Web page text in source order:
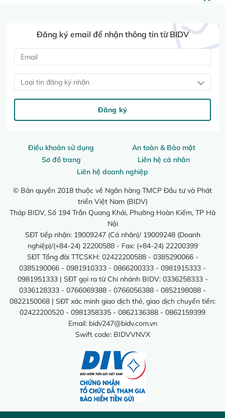
Điều khoản sử dụng
An toàn & Bảo mật
Sơ đồ trang
Liên hệ cá nhân
Liên hệ doanh nghiệp
© Bản quyền 2018 thuộc về Ngân hàng TMCP Đầu tư và Phát
triển Việt Nam (BIDV)
Tháp BIDV, Số 194 Trần Quang Khải, Phường Hoàn Kiếm, TP Hà
Nội
SĐT tiếp nhận: 19009247 (Cá nhân)/ 19009248 (Doanh
nghiệp)/(+84-24) 22200588 - Fax: (+84-24) 22200399
SĐT Tổng đài TTCSKH: 02422200588 - 0385290066 -
0385190066 - 0981910333 - 0866200333 - 0981915333 -
0981951333 | SĐT gọi ra từ Chi nhánh BIDV: 0336258333 -
0336128333 - 0766069388 - 0766056388 - 0852198088 -
0822150068 | SĐT xác minh giao dịch thẻ, giao dịch chuyển tiền:
02422200520 - 0981358335 - 0862136388 - 0862159399
Email: bidv247@bidv.com.vn
Swift code: BIDVVNVX
Đăng ký email để nhận thông tin từ BIDV
Loại tin đăng ký nhận
Đăng ký